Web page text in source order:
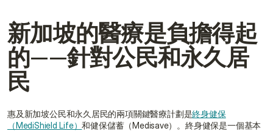
新加坡的醫療是負擔得起
的——針對公民和永久居
民
惠及新加坡公民和永久居民的兩項關鍵醫療計劃是終身健保
（MediShield Life）和健保儲蓄（Medisave）。終身健保是一個基本